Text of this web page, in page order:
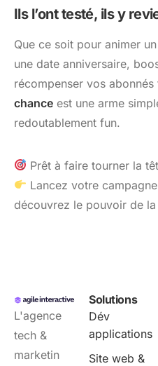
Ils l’ont testé, ils y
Que ce soit pour animer
une date anniversaire,
récompenser vos abonnés
chance est une arme
redoutablement fun.
Prêt à faire tourner la
Lancez votre
découvrez le pouvoir de la
L'agence
tech &
marketin
Solutions
Dév
applications
Site web &